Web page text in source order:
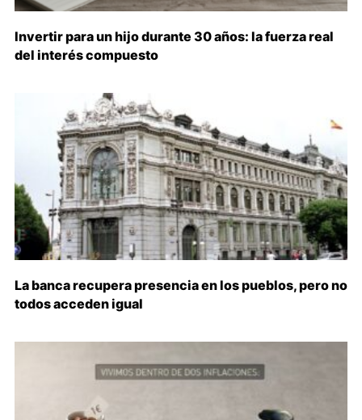
Invertir para un hijo durante 30 años: la fuerza real
del interés compuesto
La banca recupera presencia en los pueblos, pero no
todos acceden igual